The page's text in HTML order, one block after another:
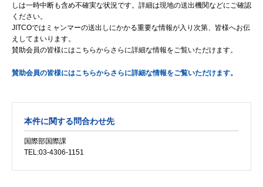
しは一時中断も含め不確実な状況です。詳細は現地の送出機関などにご確認
ください。
JITCOではミャンマーの送出しにかかる重要な情報が入り次第、皆様へお伝
えしてまいります。
賛助会員の皆様にはこちらからさらに詳細な情報をご覧いただけます。
賛助会員の皆様にはこちらからさらに詳細な情報をご覧いただけます。
本件に関する問合わせ先
国際部国際課
TEL:03-4306-1151